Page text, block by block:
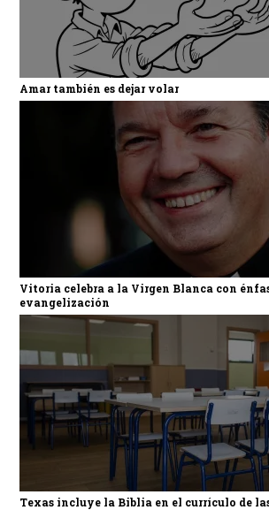
Amar también es dejar volar
Vitoria celebra a la Virgen Blanca con
evangelización
Texas incluye la Biblia en el currículo de